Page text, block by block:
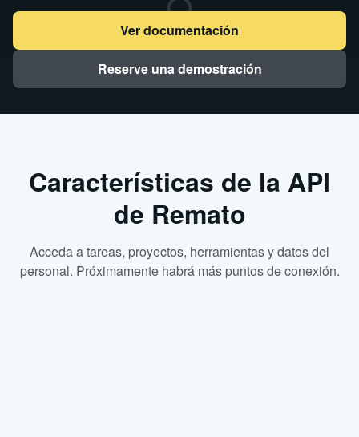
Ver documentación
Reserve una demostración
Características de la API
de Remato
Acceda a tareas, proyectos, herramientas y datos del
personal. Próximamente habrá más puntos de conexión.